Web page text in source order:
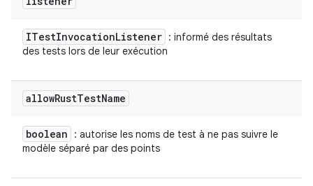
ITestInvocationListener : informé des résultats
des tests lors de leur exécution
allowRustTestName
boolean
: autorise les noms de test à ne pas suivre le
modèle séparé par des points